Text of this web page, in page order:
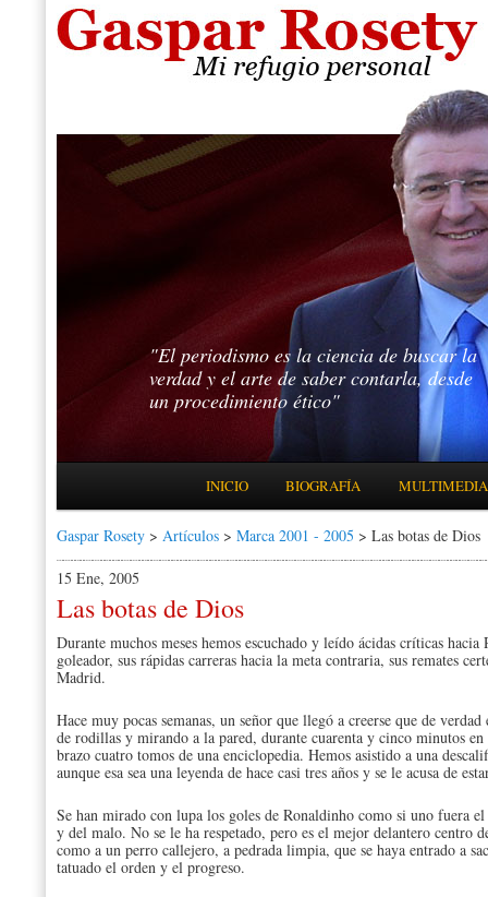
"El periodismo es la ciencia de buscar la
verdad y el arte de saber contarla, desde
un procedimiento ético"
IR AL CONTENIDO PRINCIPAL
IR AL CONTENIDO SECUNDARIO
INICIO BIOGRAFÍA MULTIMEDIA
Gaspar Rosety > Artículos > Marca 2001 - 2005 > Las botas de Dios
15 Ene, 2005
Las botas de Dios
Durante muchos meses hemos escuchado y leído ácidas críticas
goleador, sus rápidas carreras hacia la meta contraria, sus remates
Madrid.
Hace muy pocas semanas, un señor que llegó a creerse que de
de rodillas y mirando a la pared, durante cuarenta y cinco minutos
brazo cuatro tomos de una enciclopedia. Hemos asistido a una
aunque esa sea una leyenda de hace casi tres años y se le acusa de
Se han mirado con lupa los goles de Ronaldinho como si uno fuera
y del malo. No se le ha respetado, pero es el mejor delantero centro
como a un perro callejero, a pedrada limpia, que se haya entrado a
tatuado el orden y el progreso.